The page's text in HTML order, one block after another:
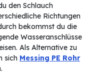
den Schlauch
Richtungen
bekommst du die
Wasseranschlüsse
Als Alternative zu
sich Messing PE Rohr